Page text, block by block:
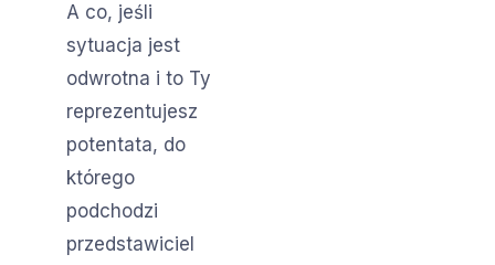
A co, jeśli
sytuacja jest
odwrotna i to Ty
reprezentujesz
potentata, do
którego
podchodzi
przedstawiciel